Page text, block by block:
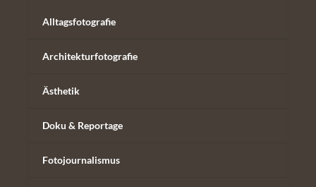
Alltagsfotografie
Architekturfotografie
Ästhetik
Doku & Reportage
Fotojournalismus